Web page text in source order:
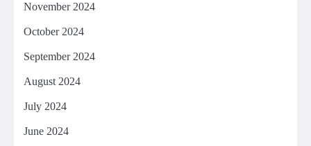
November 2024
October 2024
September 2024
August 2024
July 2024
June 2024